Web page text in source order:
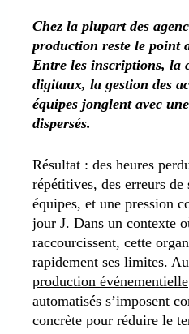
Chez la plupart des
production reste le point
Entre les inscriptions, la
digitaux, la gestion des
équipes jonglent avec
dispersés.
Résultat : des heures
répétitives, des erreurs
équipes, et une pression
jour J. Dans un contexte
raccourcissent, cette
rapidement ses limites.
production événementielle
automatisés s’imposent
concrète pour réduire le